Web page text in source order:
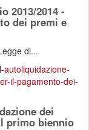
2013/2014 -
dei premi e
di...
autoliquidazione-
il-pagamento-dei-
dei
primo biennio